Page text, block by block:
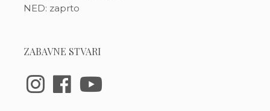
NED: zaprto
ZABAVNE STVARI